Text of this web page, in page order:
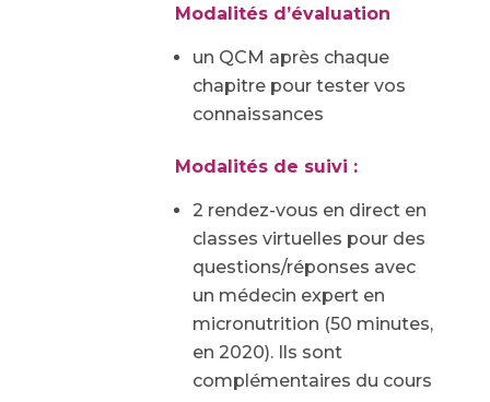
Modalités d’évaluation
un QCM après chaque
chapitre pour tester vos
connaissances
Modalités de suivi :
2 rendez-vous en direct en
classes virtuelles pour des
questions/réponses avec
un médecin expert en
micronutrition (50 minutes,
en 2020). Ils sont
complémentaires du cours